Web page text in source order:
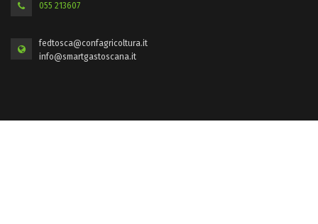
055 213607
fedtosca@confagricoltura.it
info@smartgastoscana.it